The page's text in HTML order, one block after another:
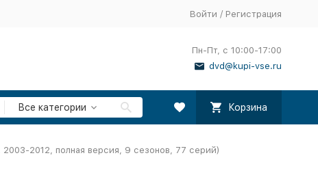
Войти / Регистрация
Пн-Пт, с 10:00-17:00
dvd@kupi-vse.ru
Все категории Корзина
2012, полная версия, 9 сезонов, 77 серий)